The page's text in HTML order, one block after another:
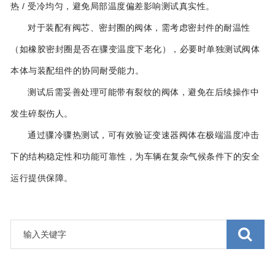
热 / 受冷均匀，避免局部温度偏差影响测试真实性。
对于装配有阀芯、密封圈的阀体，需考虑密封件的耐温性
（如橡胶密封圈是否在骤变温度下老化），必要时单独测试阀体
本体与装配组件的协同耐受能力。
测试后需妥善处理可能带有裂纹的阀体，避免在后续操作中
发生碎裂伤人。
通过骤冷骤热测试，可有效验证变速器阀体在极端温度冲击
下的结构稳定性和功能可靠性，为车辆在复杂气候条件下的安全
运行提供保障。